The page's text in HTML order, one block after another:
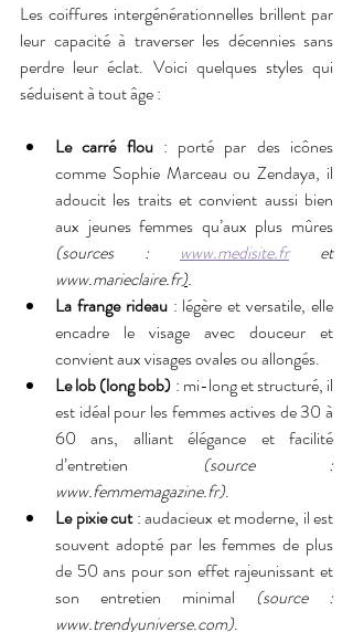
Les coiffures intergénérationnelles brillent par
leur capacité à traverser les décennies sans
perdre leur éclat. Voici quelques styles qui
séduisent à tout âge :
Le carré flou : porté par des icônes
comme Sophie Marceau ou Zendaya, il
adoucit les traits et convient aussi bien
(sources : www.medisite.fr et
www.marieclaire.fr).
La frange rideau : légère et versatile, elle
encadre le visage avec douceur et
convient aux visages ovales ou allongés.
Le lob (long bob) : mi-long et structuré, il
est idéal pour les femmes actives de 30 à
60 ans, alliant élégance et facilité
d’entretien (source :
www.femmemagazine.fr).
Le pixie cut : audacieux et moderne, il est
souvent adopté par les femmes de plus
de 50 ans pour son effet rajeunissant et
son entretien minimal (source :
www.trendyuniverse.com).